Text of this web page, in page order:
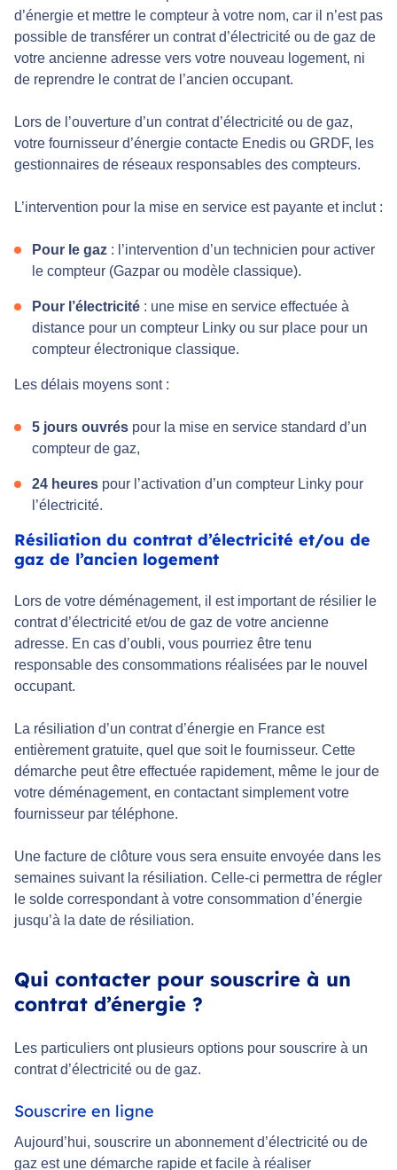
d’énergie et mettre le compteur à votre nom, car il n’est pas
possible de transférer un contrat d’électricité ou de gaz de
votre ancienne adresse vers votre nouveau logement, ni
de reprendre le contrat de l’ancien occupant.
Lors de l’ouverture d’un contrat d’électricité ou de gaz,
votre fournisseur d’énergie contacte Enedis ou GRDF, les
gestionnaires de réseaux responsables des compteurs.
L’intervention pour la mise en service est payante et inclut :
Pour le gaz : l’intervention d’un technicien pour activer
le compteur (Gazpar ou modèle classique).
Pour l’électricité : une mise en service effectuée à
distance pour un compteur Linky ou sur place pour un
compteur électronique classique.
Les délais moyens sont :
5 jours ouvrés pour la mise en service standard d’un
compteur de gaz,
24 heures pour l’activation d’un compteur Linky pour
l’électricité.
Résiliation du contrat d’électricité et/ou de
gaz de l’ancien logement
Lors de votre déménagement, il est important de résilier le
contrat d’électricité et/ou de gaz de votre ancienne
adresse. En cas d’oubli, vous pourriez être tenu
responsable des consommations réalisées par le nouvel
occupant.
La résiliation d’un contrat d’énergie en France est
entièrement gratuite, quel que soit le fournisseur. Cette
démarche peut être effectuée rapidement, même le jour de
votre déménagement, en contactant simplement votre
fournisseur par téléphone.
Une facture de clôture vous sera ensuite envoyée dans les
semaines suivant la résiliation. Celle-ci permettra de régler
le solde correspondant à votre consommation d’énergie
jusqu’à la date de résiliation.
Qui contacter pour souscrire à un
contrat d’énergie ?
Les particuliers ont plusieurs options pour souscrire à un
contrat d’électricité ou de gaz.
Souscrire en ligne
Aujourd’hui, souscrire un abonnement d’électricité ou de
gaz est une démarche rapide et facile à réaliser